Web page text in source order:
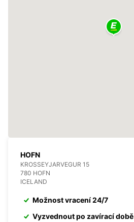
HOFN
KROSSEYJARVEGUR 15
780 HOFN
ICELAND
Možnost vracení 24/7
Vyzvednout po zavírací době